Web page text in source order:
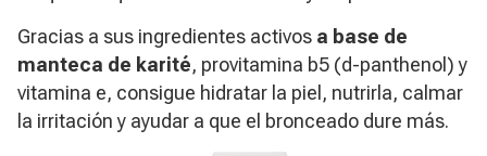
Gracias a sus ingredientes activos a base de
manteca de karité, provitamina b5 (d-panthenol) y
vitamina e, consigue hidratar la piel, nutrirla, calmar
la irritación y ayudar a que el bronceado dure más.